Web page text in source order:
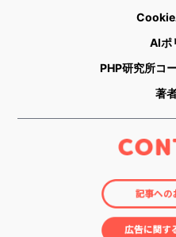
Cookie
AIポ
PHP研究所コ
著